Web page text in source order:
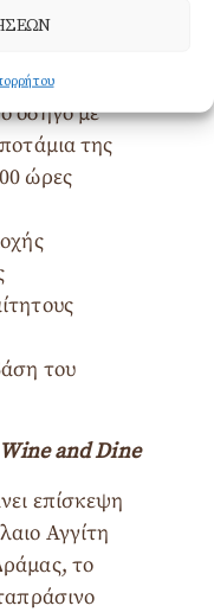
οδηγό με
της
ώρες
του
and Dine
επίσκεψη
Αγγίτη
το